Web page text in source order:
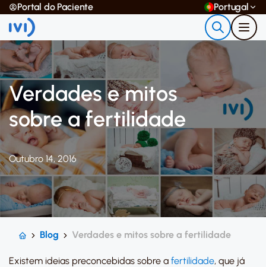
Portal do Paciente Portugal
Verdades e mitos
sobre a fertilidade
Outubro 14, 2016
Blog Verdades e mitos sobre a fertilidade
Existem ideias preconcebidas sobre a fertilidade, que já